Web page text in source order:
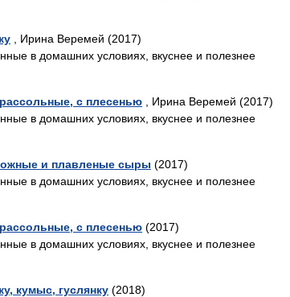
, Ирина Веремей (2017)
в домашних условиях, вкуснее и полезнее
с плесенью , Ирина Веремей (2017)
в домашних условиях, вкуснее и полезнее
и плавленые сыры (2017)
в домашних условиях, вкуснее и полезнее
с плесенью (2017)
в домашних условиях, вкуснее и полезнее
кумыс, гуслянку (2018)